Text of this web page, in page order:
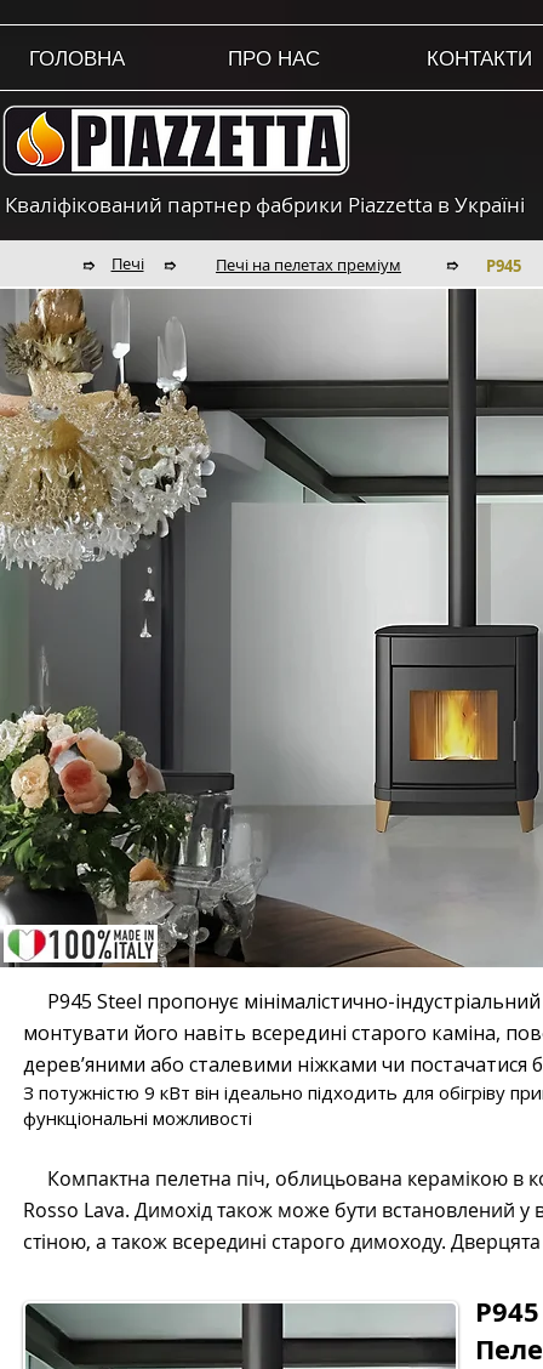
ГОЛОВНА ПРО НАС КОНТАКТИ
Кваліфікований партнер фабрики Piazzetta в Україні
Печі Печі на пелетах преміум
➱
➱ ➱ P945
P945 Steel пропонує мінімалістично-
монтувати його навіть всередині старого каміна,
дерев’яними або сталевими ніжками чи
З потужністю 9 кВт він ідеально підходить для обігріву
функціональні можливості
Компактна пелетна піч, облицьована керамікою в
Rosso Lava. Димохід також може бути встановлений у
стіною, а також всередині старого димоходу.